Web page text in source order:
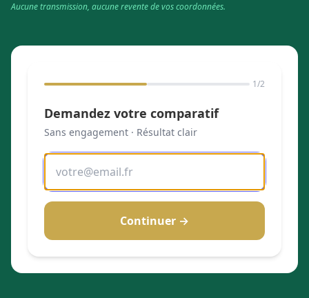
Aucune transmission, aucune revente de vos coordonnées.
1/2
Demandez votre comparatif
Sans engagement · Résultat clair
Continuer →